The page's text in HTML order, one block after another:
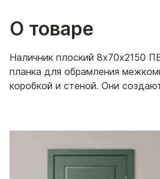
О товаре
Наличник плоский 8х70х2150
планка для обрамления
коробкой и стеной. Они